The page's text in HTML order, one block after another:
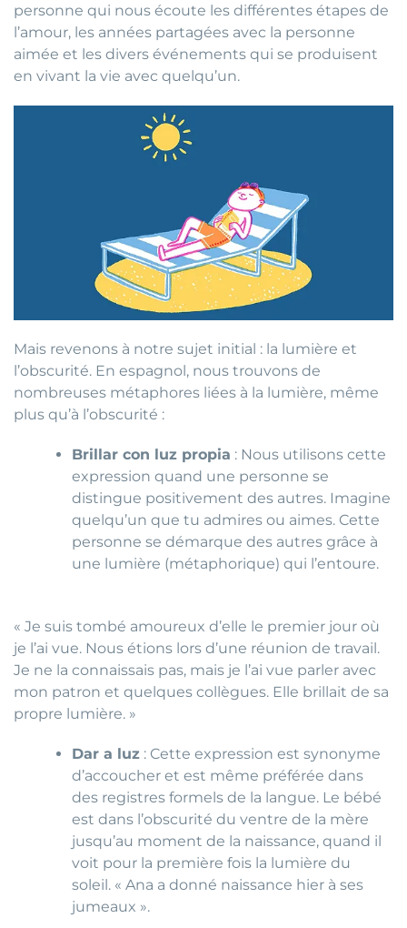
personne qui nous écoute les différentes étapes de
l’amour, les années partagées avec la personne
aimée et les divers événements qui se produisent
en vivant la vie avec quelqu’un.
Mais revenons à notre sujet initial : la lumière et
l’obscurité. En espagnol, nous trouvons de
nombreuses métaphores liées à la lumière, même
plus qu’à l’obscurité :
Brillar con luz propia : Nous utilisons cette
expression quand une personne se
distingue positivement des autres. Imagine
quelqu’un que tu admires ou aimes. Cette
personne se démarque des autres grâce à
une lumière (métaphorique) qui l’entoure.
« Je suis tombé amoureux d’elle le premier jour où
je l’ai vue. Nous étions lors d’une réunion de travail.
Je ne la connaissais pas, mais je l’ai vue parler avec
mon patron et quelques collègues. Elle brillait de sa
propre lumière. »
Dar a luz : Cette expression est synonyme
d’accoucher et est même préférée dans
des registres formels de la langue. Le bébé
est dans l’obscurité du ventre de la mère
jusqu’au moment de la naissance, quand il
voit pour la première fois la lumière du
soleil. « Ana a donné naissance hier à ses
jumeaux ».